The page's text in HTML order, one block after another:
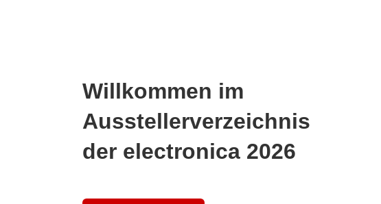
Willkommen im
Ausstellerverzeichnis
der electronica 2026